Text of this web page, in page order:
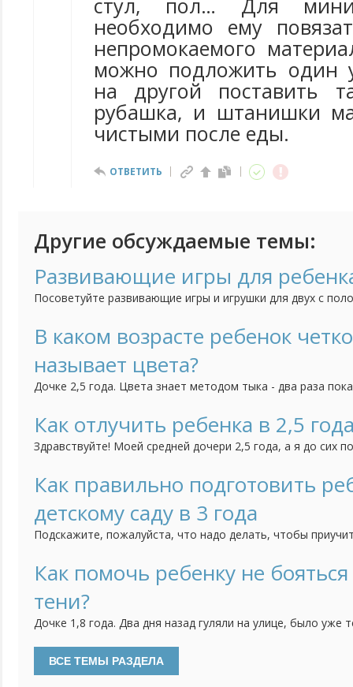
стул, пол… Для
необходимо ему
непромокаемого
можно подложить один
на другой поставить
рубашка, и штанишки
чистыми после еды.
ОТВЕТИТЬ
Другие обсуждаемые темы:
Развивающие игры для
Посоветуйте развивающие игры и игрушки для двух с
В каком возрасте ребенок
называет цвета?
Дочке 2,5 года. Цвета знает методом тыка - два раза
все остальные у нее синий, оранжевый. На наводящие
цвет как солнышко - отвечает "желтый" и др.).
Как отлучить ребенка в 2,5
Здравствуйте! Моей средней дочери 2,5 года, а я до сих
бросит. Всю беременность прососала, не отвыкла она и
(третье кесарево) и даже. когда нас с малышкой на 10
Как правильно подготовить
детскому саду в 3 года
Подскажите, пожалуйста, что надо делать, чтобы
сад, поскольку мне пора уже выходить на работу.
ребенок уже мог самостоятельно кушать, садиться на
Как помочь ребенку не
тени?
Дочке 1,8 года. Два дня назад гуляли на улице, было уже
поиграть с тенью, потрогать и т.д. не помогли. И вот
дома - как только видит тень, сразу бежит на диван, на